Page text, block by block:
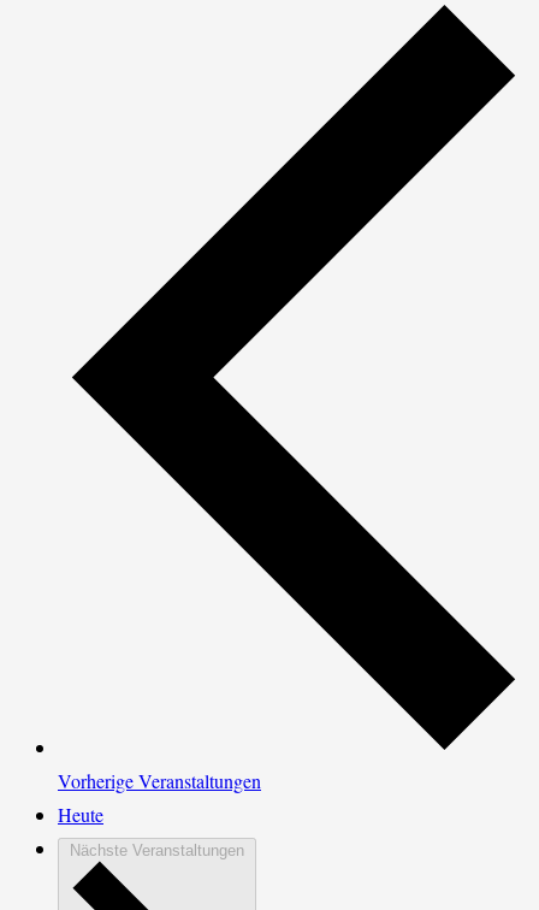
VorherigeVeranstaltungen
Heute
Nächste Veranstaltungen